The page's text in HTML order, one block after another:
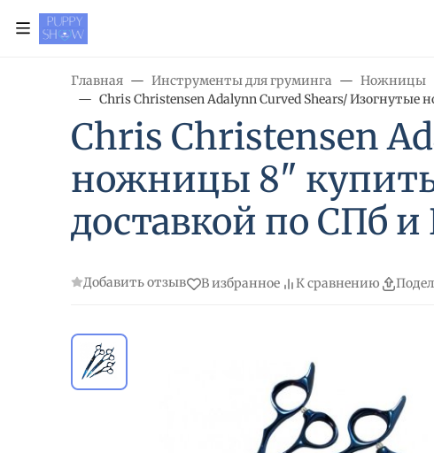
Главная Инструменты для груминга Ножницы
Chris Christensen Adalynn Curved Shears/
Chris Christensen
ножницы 8" купить
доставкой по СПб и
Добавить отзыв В избранное К сравнению